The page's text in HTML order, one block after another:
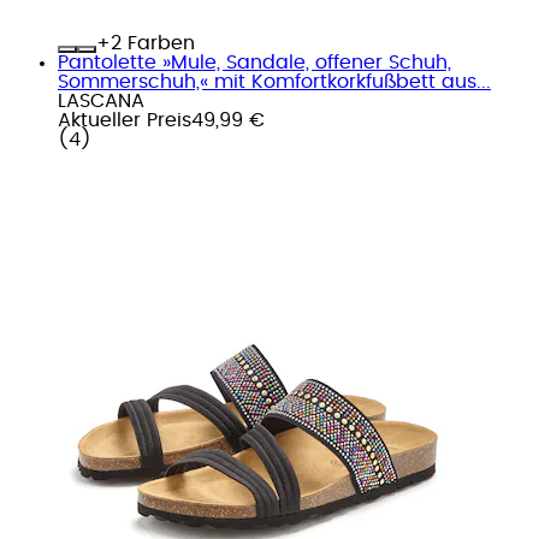
+
Farben
Pantolette »Mule, Sandale, offener Schuh,
Sommerschuh,« mit Komfortkorkfußbett aus...
LASCANA
Aktueller Preis49,99 €
( 4 )